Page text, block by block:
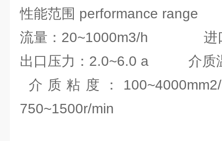
性能范围 performance range
流量：20~1000m3/h 进口
出口压力：2.0~6.0 a 介质
介质粘度：
750~1500r/min